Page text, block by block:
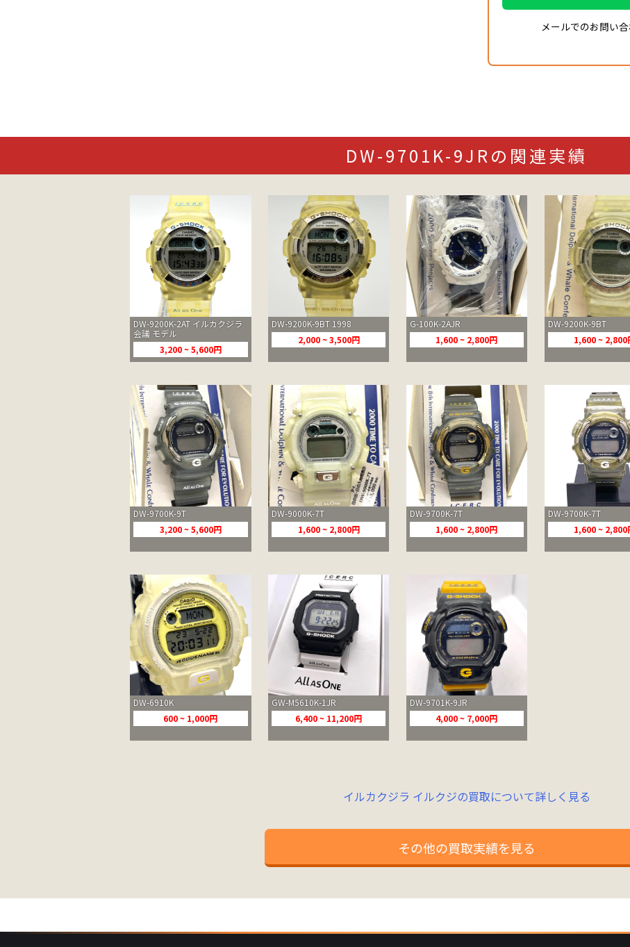
メールでのお問い
DW-9701K-9JRの関連実績
DW-9200K-2AT イルカクジラ
会議 モデル
3,200 ~ 5,600円
DW-9200K-9BT 1998
2,000 ~ 3,500円
G-100K-2AJR
1,600 ~ 2,800円
DW-9200K-9BT
1,600 ~ 2,800
DW-9700K-9T
3,200 ~ 5,600円
DW-9000K-7T
1,600 ~ 2,800円
DW-9700K-7T
1,600 ~ 2,800円
DW-9700K-7T
1,600 ~ 2,800
DW-6910K
600 ~ 1,000円
GW-M5610K-1JR
6,400 ~ 11,200円
DW-9701K-9JR
4,000 ~ 7,000円
イルカクジラ イルクジの買取について詳しく見る
その他の買取実績を見る